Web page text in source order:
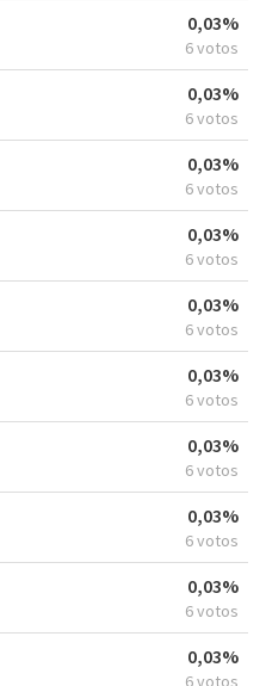
0,03%
6 votos
0,03%
6 votos
0,03%
6 votos
0,03%
6 votos
0,03%
6 votos
0,03%
6 votos
0,03%
6 votos
0,03%
6 votos
0,03%
6 votos
0,03%
6 votos